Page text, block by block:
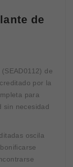
de
de
por la
para
sin necesidad
oscila